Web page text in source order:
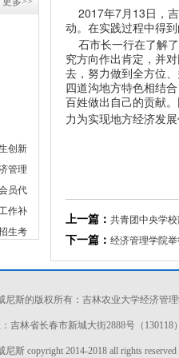
创新
管理
员代
作补
生考
生学
生学
2017年7月 13 日，
动。在实践过程中得
石市长一行在了解了
究方向作出肯定，并
去，努力做到全方位
四道沟地方特色相结
百姓做出自己的贡献。
力为实现地方经济发
上一篇： 共青团中央学
下一篇： 经济管理学院
尼斯的版权所有：吉林农业大学经济管
吉林省长春市新城大街2888号（130118）
尼斯 copyright 2014-2018 all rights reserved